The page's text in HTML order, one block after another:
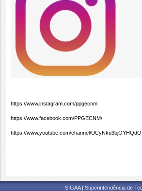
https://www.instagram.com/ppgecnm
https://www.facebook.com/PPGECNM/
https://www.youtube.com/channel/
SIGAA | Superintendência de